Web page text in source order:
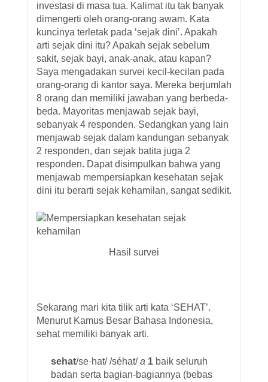
investasi di masa tua. Kalimat itu tak banyak
dimengerti oleh orang-orang awam. Kata
kuncinya terletak pada ‘sejak dini’. Apakah
arti sejak dini itu? Apakah sejak sebelum
sakit, sejak bayi, anak-anak, atau kapan?
Saya mengadakan survei kecil-kecilan pada
orang-orang di kantor saya. Mereka berjumlah
8 orang dan memiliki jawaban yang berbeda-
beda. Mayoritas menjawab sejak bayi,
sebanyak 4 responden. Sedangkan yang lain
menjawab sejak dalam kandungan sebanyak
2 responden, dan sejak batita juga 2
responden. Dapat disimpulkan bahwa yang
menjawab mempersiapkan kesehatan sejak
dini itu berarti sejak kehamilan, sangat sedikit.
Hasil survei
Sekarang mari kita tilik arti kata ‘SEHAT’.
Menurut Kamus Besar Bahasa Indonesia,
sehat memiliki banyak arti.
sehat/se·hat/ /séhat/a 1 baik seluruh
badan serta bagian-bagiannya (bebas